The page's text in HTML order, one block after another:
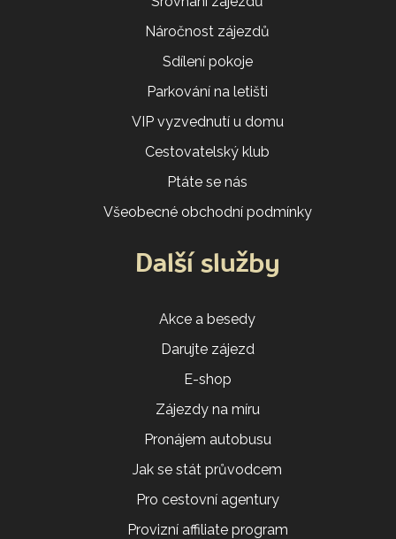
Náročnost zájezdů
Sdílení pokoje
Parkování na letišti
VIP vyzvednutí u domu
Cestovatelský klub
Ptáte se nás
Všeobecné obchodní podmínky
Další služby
Akce a besedy
Darujte zájezd
E-shop
Zájezdy na míru
Pronájem autobusu
Jak se stát průvodcem
Pro cestovní agentury
Provizní affiliate program